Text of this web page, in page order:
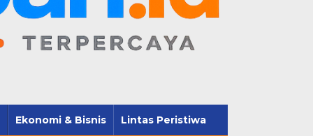
Ekonomi & Bisnis Lintas Peristiwa